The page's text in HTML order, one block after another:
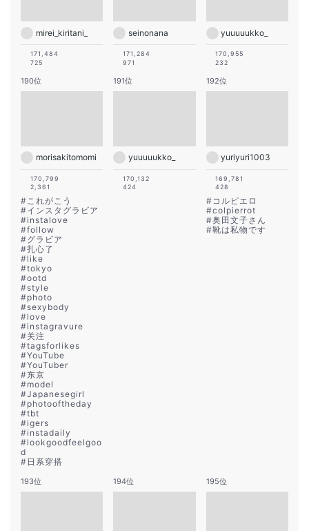
mirei_kiritani_
171,484
725
seinonana
171,284
971
yuuuuukko_
170,955
232
190位
morisakitomomi
170,799
2,361
#これがこう
#インスタグラビア
#instalove
#follow
#グラビア
#扎心了
#like
#tokyo
#ootd
#style
#photo
#sexybody
#love
#instagravure
#关注
#tagsforlikes
#YouTube
#YouTuber
#东京
#model
#Japanesegirl
#photooftheday
#tbt
#igers
#instadaily
#lookgoodfeelgoo
d
# 日系穿搭
191位
yuuuuukko_
170,132
424
192位
yuriyuri1003
169,781
428
# コルピエロ
#colpierrot
#奥田文子さん
#靴は私物です
193位 194位 195位